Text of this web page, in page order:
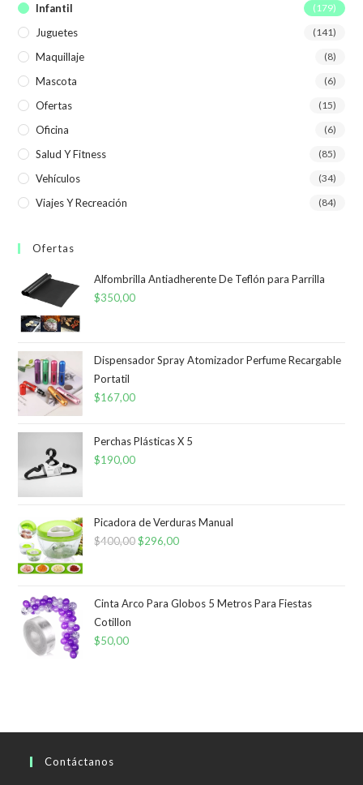
Infantil (179)
Juguetes (141)
Maquillaje (8)
Mascota (6)
Ofertas (15)
Oficina (6)
Salud Y Fitness (85)
Vehículos (34)
Viajes Y Recreación (84)
Ofertas
Alfombrilla Antiadherente De Teflón para Parrilla
$350,00
Dispensador Spray Atomizador Perfume Recargable
Portatil
$167,00
Perchas Plásticas X 5
$190,00
Picadora de Verduras Manual
$400,00El
era:
$296,00El
es:
Cinta Arco Para Globos 5 Metros Para Fiestas
Cotillon
$50,00
Contáctanos